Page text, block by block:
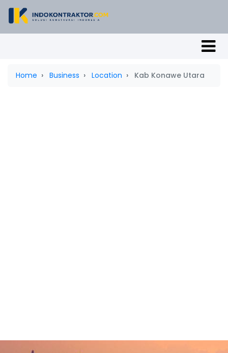
Home Business Location Kab Konawe Utara